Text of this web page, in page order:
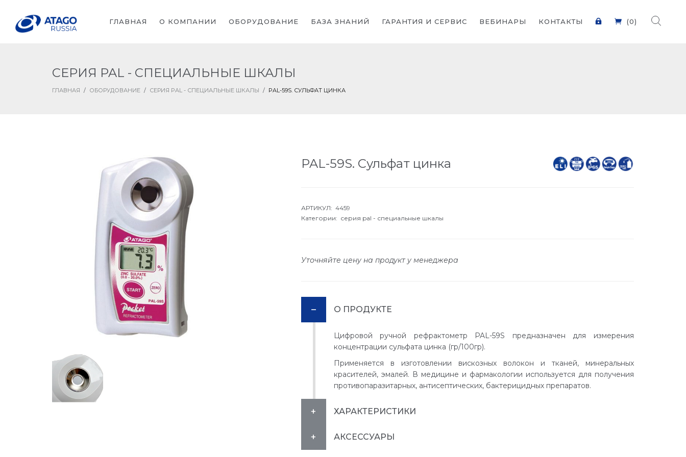
ГЛАВНАЯ О КОМПАНИИ ОБОРУДОВАНИЕ БАЗА ЗНАНИЙ ГАРАНТИЯ И СЕРВИС ВЕБИНАРЫ КОНТАКТЫ (0)
СЕРИЯ PAL - СПЕЦИАЛЬНЫЕ ШКАЛЫ
ГЛАВНАЯ / ОБОРУДОВАНИЕ / СЕРИЯ PAL - СПЕЦИАЛЬНЫЕ ШКАЛЫ / PAL-59S. СУЛЬФАТ ЦИНКА
PAL-59S. Сульфат цинка
АРТИКУЛ: 4459
Категории: серия pal - специальные шкалы
Уточняйте цену на продукт у менеджера
О ПРОДУКТЕ
Цифровой ручной рефрактометр PAL-59S предназначен для измерения
концентрации сульфата цинка (гр/100гр).
Применяется в изготовлении вискозных волокон и тканей, минеральных
красителей, эмалей. В медицине и фармакологии используется для получения
противопаразитарных, антисептических, бактерицидных препаратов.
ХАРАКТЕРИСТИКИ
АКСЕССУАРЫ